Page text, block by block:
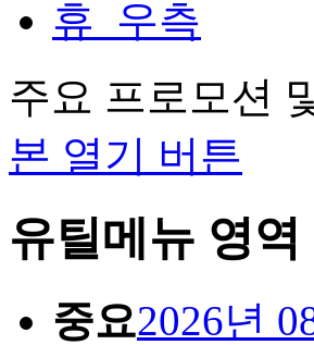
주요 프로모션
본 열기 버튼
유틸메뉴 영역
중요2026년